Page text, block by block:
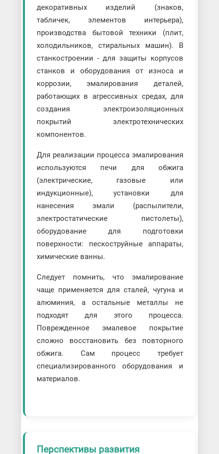
декоративных изделий (знаков,
табличек, элементов интерьера),
производства бытовой техники (плит,
холодильников, стиральных машин). В
станкостроении - для защиты корпусов
станков и оборудования от износа и
коррозии, эмалирования деталей,
работающих в агрессивных средах, для
создания электроизоляционных
покрытий электротехнических
компонентов.
Для реализации процесса эмалирования
используются печи для обжига
(электрические, газовые или
индукционные), установки для
нанесения эмали (распылители,
электростатические пистолеты),
оборудование для подготовки
поверхности: пескоструйные аппараты,
химические ванны.
Следует помнить, что эмалирование
чаще применяется для сталей, чугуна и
алюминия, а остальные металлы не
подходят для этого процесса.
Поврежденное эмалевое покрытие
сложно восстановить без повторного
обжига. Сам процесс требует
специализированного оборудования и
материалов.
Перспективы развития